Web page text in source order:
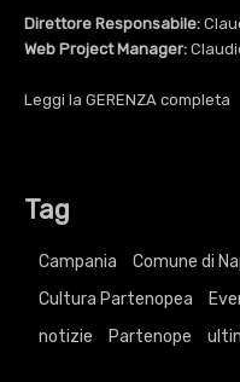
Direttore Responsabile:
Web Project Manager:
Leggi la GERENZA completa
Tag
Campania Comune di
Cultura Partenopea
notizie
Partenope